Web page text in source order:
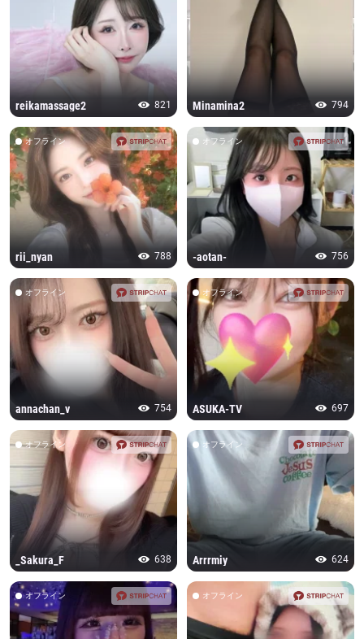
821
reikamassage2 794
Minamina2
オフライン
788
rii_nyan
オフライン
756
-aotan-
オフライン
754
annachan_v
オフライン
697
ASUKA-TV
オフライン
638
_Sakura_F
オフライン
624
Arrrmiy
オフライン オフライン